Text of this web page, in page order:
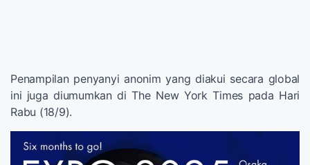
Penampilan penyanyi anonim yang diakui secara global
ini juga diumumkan di The New York Times pada Hari
Rabu (18/9).